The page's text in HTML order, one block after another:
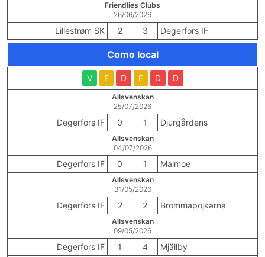
Friendlies Clubs
26/06/2026
Lillestrøm SK 2 3 Degerfors IF
Como local
V E D E D D
Allsvenskan
25/07/2026
Degerfors IF 0 1 Djurgårdens
Allsvenskan
04/07/2026
Degerfors IF 0 1 Malmoe
Allsvenskan
31/05/2026
Degerfors IF 2 2 Brommapojkarna
Allsvenskan
09/05/2026
Degerfors IF 1 4 Mjällby